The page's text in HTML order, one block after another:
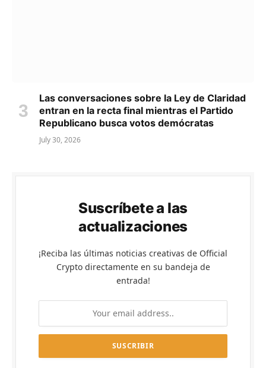
Las conversaciones sobre la Ley de Claridad
entran en la recta final mientras el Partido
Republicano busca votos demócratas
July 30, 2026
Suscríbete a las
actualizaciones
¡Reciba las últimas noticias creativas de Official
Crypto directamente en su bandeja de
entrada!